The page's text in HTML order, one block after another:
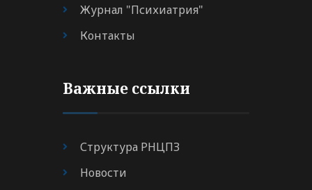
Журнал "Психиатрия"
Контакты
Важные ссылки
Структура РНЦПЗ
Новости